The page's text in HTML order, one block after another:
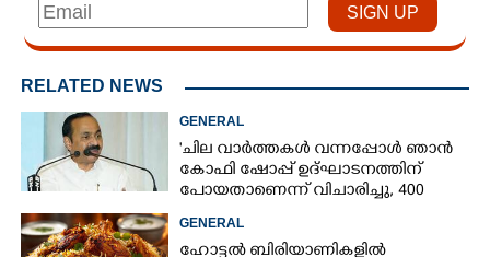
RELATED NEWS
GENERAL
'ചില വാർത്തകൾ വന്നപ്പോൾ ഞാൻ
കോഫി ഷോപ്പ് ഉദ്ഘാടനത്തിന്
പോയതാണെന്ന് വിചാരിച്ചു, 400
കോടിയുടെ പ്രോജക്ടാണ് അത്'
GENERAL
ഹോട്ടൽ ബിരിയാണികളിൽ